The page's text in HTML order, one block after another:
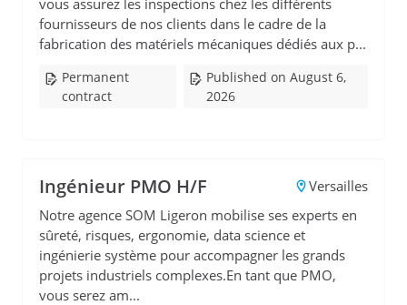
vous assurez les inspections chez les différents
fournisseurs de nos clients dans le cadre de la
fabrication des matériels mécaniques dédiés aux p...
Permanent
contract
Published on August 6,
2026
Ingénieur PMO H/F
Versailles
Notre agence SOM Ligeron mobilise ses experts en
sûreté, risques, ergonomie, data science et
ingénierie système pour accompagner les grands
projets industriels complexes.En tant que PMO,
vous serez am...